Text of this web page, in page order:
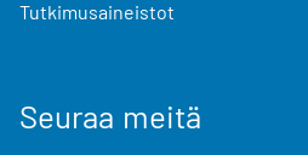
Tutkimusaineistot
Seuraa meitä